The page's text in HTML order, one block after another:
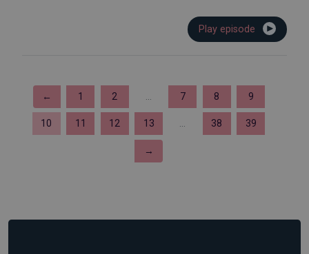
Play episode
← 1 2 7 8 9
10 11 12 13 ... 38 39
→